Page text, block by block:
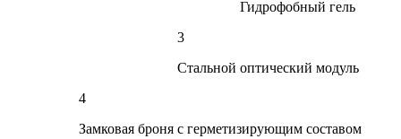
Гидрофобный гель
3
Стальной оптический модуль
4
Замковая броня с герметизирующим составом